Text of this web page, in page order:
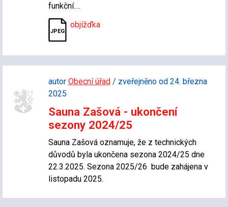
funkční.…
objížďka
autor Obecní úřad/ zveřejněno od 24. března
2025
Sauna Zašová - ukončení
sezony 2024/25
Sauna Zašová oznamuje, že z technických
důvodů byla ukončena sezona 2024/25 dne
22.3.2025. Sezona 2025/26 bude zahájena v
listopadu 2025.